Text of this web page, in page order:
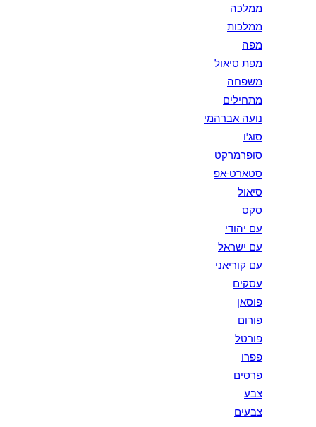
ממלכה
ממלכות
מפה
מפת סיאול
משפחה
מתחילים
נועה אברהמי
סוג'ו
סופרמרקט
סטארט-אפ
סיאול
סקס
עם יהודי
עם ישראל
עם קוריאני
עסקים
פוסאן
פורום
פורטל
פפרו
פרסים
צבע
צבעים